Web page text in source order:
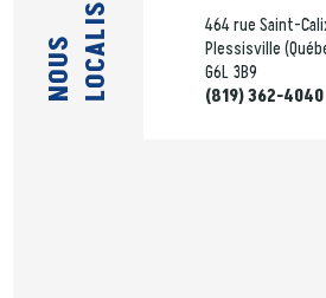
NOUS LOCALISER
464 rue Saint-
Plessisville
G6L 3B9
(819) 362-4040